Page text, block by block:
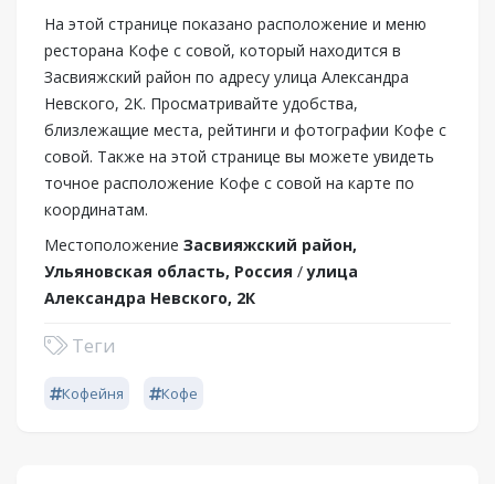
На этой странице показано расположение и меню
ресторана Кофе с совой, который находится в
Засвияжский район по адресу улица Александра
Невского, 2К. Просматривайте удобства,
близлежащие места, рейтинги и фотографии Кофе с
совой. Также на этой странице вы можете увидеть
точное расположение Кофе с совой на карте по
координатам.
Местоположение Засвияжский район,
Ульяновская область, Россия /улица
Александра Невского, 2К
Теги
Кофейня Кофе